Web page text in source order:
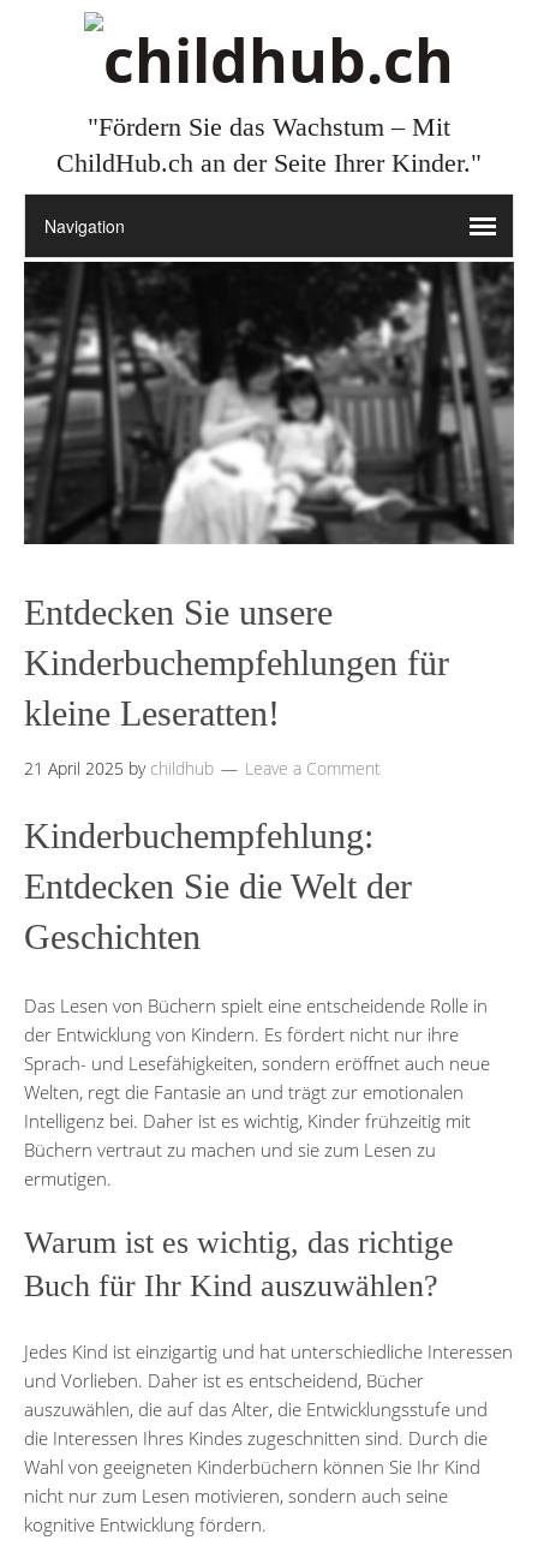
"Fördern Sie das Wachstum – Mit
ChildHub.ch an der Seite Ihrer Kinder."
Entdecken Sie unsere
Kinderbuchempfehlungen für
kleine Leseratten!
21 April 2025 by childhub Leave a Comment
Kinderbuchempfehlung:
Entdecken Sie die Welt der
Geschichten
Das Lesen von Büchern spielt eine entscheidende Rolle in
der Entwicklung von Kindern. Es fördert nicht nur ihre
Sprach- und Lesefähigkeiten, sondern eröffnet auch neue
Welten, regt die Fantasie an und trägt zur emotionalen
Intelligenz bei. Daher ist es wichtig, Kinder frühzeitig mit
Büchern vertraut zu machen und sie zum Lesen zu
ermutigen.
Warum ist es wichtig, das richtige
Buch für Ihr Kind auszuwählen?
Jedes Kind ist einzigartig und hat unterschiedliche Interessen
und Vorlieben. Daher ist es entscheidend, Bücher
auszuwählen, die auf das Alter, die Entwicklungsstufe und
die Interessen Ihres Kindes zugeschnitten sind. Durch die
Wahl von geeigneten Kinderbüchern können Sie Ihr Kind
nicht nur zum Lesen motivieren, sondern auch seine
kognitive Entwicklung fördern.